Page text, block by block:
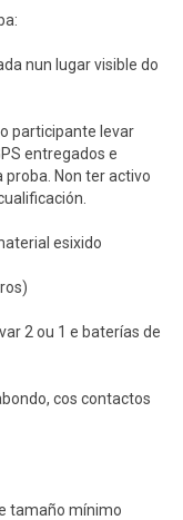
nun lugar visible do
participante levar
entregados e
Non ter activo
esixido
2 ou 1 e baterías de
cos contactos
tamaño mínimo